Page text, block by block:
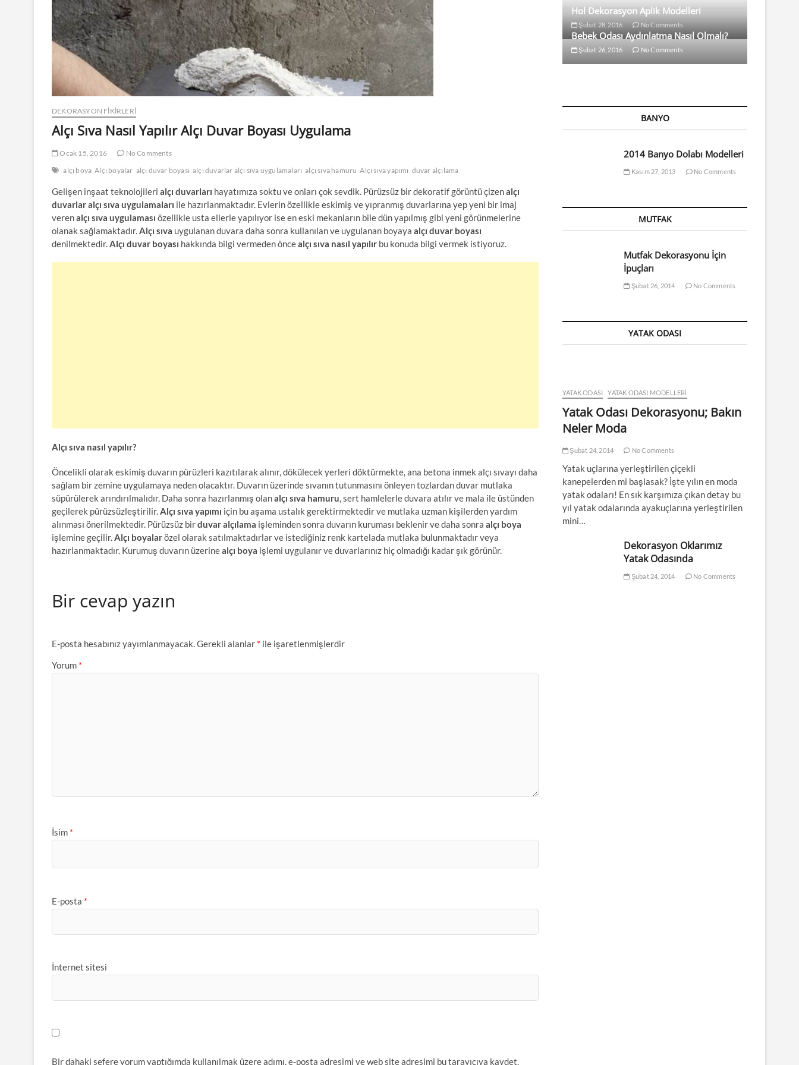
DEKORASYON FİKİRLERİ
Alçı Sıva Nasıl Yapılır Alçı Duvar Boyası Uygulama
Ocak 15, 2016
No Comments
alçı boya Alçı boyalar alçı duvar boyası alçı duvarlar alçı sıva uygulamaları alçı sıva hamuru Alçı sıva yapımı duvar alçılama
Gelişen inşaat teknolojileri alçı duvarları hayatımıza soktu ve onları çok sevdik. Pürüzsüz bir dekoratif görüntü çizenalçı
duvarlar alçı sıva uygulamaları ile hazırlanmaktadır. Evlerin özellikle eskimiş ve yıpranmış duvarlarına yep yeni bir imaj
verenalçı sıva uygulaması özellikle usta ellerle yapılıyor ise en eski mekanların bile dün yapılmış gibi yeni görünmelerine
olanak sağlamaktadır.Alçı sıva uygulanan duvara daha sonra kullanılan ve uygulanan boyaya alçı duvar boyası
denilmektedir.Alçı duvar boyası hakkında bilgi vermeden öncealçı sıva nasıl yapılır bu konuda bilgi vermek istiyoruz.
Alçı sıva nasıl yapılır?
Öncelikli olarak eskimiş duvarın pürüzleri kazıtılarak alınır, dökülecek yerleri döktürmekte, ana betona inmek alçı sıvayı daha
sağlam bir zemine uygulamaya neden olacaktır. Duvarın üzerinde sıvanın tutunmasını önleyen tozlardan duvar mutlaka
süpürülerek arındırılmalıdır. Daha sonra hazırlanmış olanalçı sıva hamuru, sert hamlelerle duvara atılır ve mala ile üstünden
geçilerek pürüzsüzleştirilir.Alçı sıva yapımı için bu aşama ustalık gerektirmektedir ve mutlaka uzman kişilerden yardım
alınması önerilmektedir. Pürüzsüz birduvar alçılama işleminden sonra duvarın kuruması beklenir ve daha sonra alçı boya
işlemine geçilir.Alçı boyalarözel olarak satılmaktadırlar ve istediğiniz renk kartelada mutlaka bulunmaktadır veya
hazırlanmaktadır. Kurumuş duvarın üzerinealçı boya işlemi uygulanır ve duvarlarınız hiç olmadığı kadar şık görünür.
Bir cevap yazın
E-posta hesabınız yayımlanmayacak.Gerekli alanlar * ile işaretlenmişlerdir
Yorum *
İsim *
E-posta *
İnternet sitesi
Bir dahaki sefere yorum yaptığımda kullanılmak üzere adımı, e-posta adresimi ve web site adresimi bu tarayıcıya kaydet.
Hol Dekorasyon Aplik Modelleri
Şubat 28, 2016 No Comments
Bebek Odası Aydınlatma Nasıl Olmalı?
Şubat 26, 2016 No Comments
BANYO
2014 Banyo Dolabı Modelleri
Kasım 27, 2013 No Comments
MUTFAK
Mutfak Dekorasyonu İçin
İpuçları
Şubat 26, 2014 No Comments
YATAK ODASI
YATAK ODASI YATAK ODASI MODELLERI
Yatak Odası Dekorasyonu; Bakın
Neler Moda
Şubat 24, 2014 No Comments
Yatak uçlarına yerleştirilen çiçekli
kanepelerden mi başlasak? İşte yılın en moda
yatak odaları! En sık karşımıza çıkan detay bu
yıl yatak odalarında ayakuçlarına yerleştirilen
mini…
Dekorasyon Oklarımız
Yatak Odasında
Şubat 24, 2014 No Comments